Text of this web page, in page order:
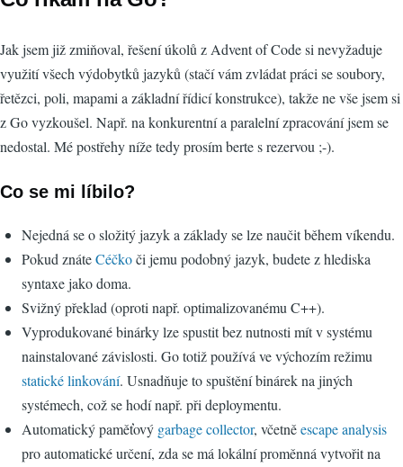
Jak jsem již zmiňoval, řešení úkolů z Advent of Code si nevyžaduje
využití všech výdobytků jazyků (stačí vám zvládat práci se soubory,
řetězci, poli, mapami a základní řídicí konstrukce), takže ne vše jsem si
z Go vyzkoušel. Např. na konkurentní a paralelní zpracování jsem se
nedostal. Mé postřehy níže tedy prosím berte s rezervou ;-).
Co se mi líbilo?
Nejedná se o složitý jazyk a základy se lze naučit během víkendu.
Pokud znáteCéčkoči jemu podobný jazyk, budete z hlediska
syntaxe jako doma.
Svižný překlad (oproti např. optimalizovanému C++).
Vyprodukované binárky lze spustit bez nutnosti mít v systému
nainstalované závislosti. Go totiž používá ve výchozím režimu
statické linkování. Usnadňuje to spuštění binárek na jiných
systémech, což se hodí např. při deploymentu.
Automatický paměťový garbage collector, včetněescape analysis
pro automatické určení, zda se má lokální proměnná vytvořit na